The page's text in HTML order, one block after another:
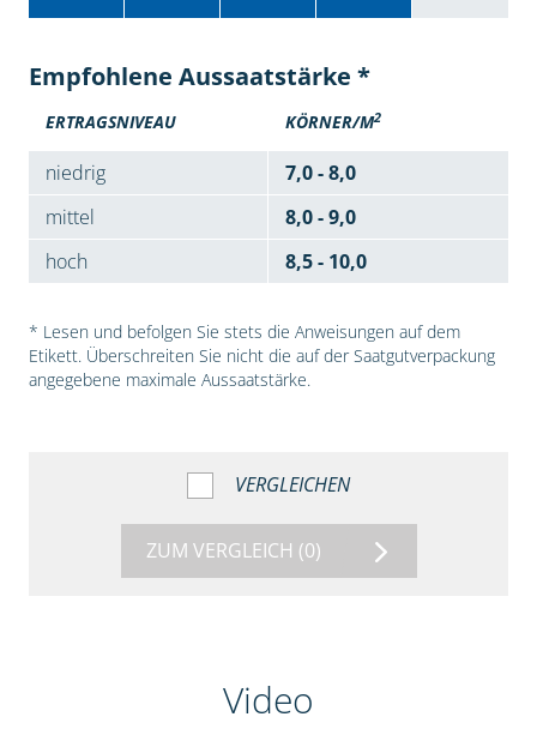
Empfohlene Aussaatstärke *
ERTRAGSNIVEAU KÖRNER/M2
niedrig
7,0 - 8,0
mittel
8,0 - 9,0
hoch
8,5 - 10,0
* Lesen und befolgen Sie stets die Anweisungen auf dem
Etikett. Überschreiten Sie nicht die auf der Saatgutverpackung
angegebene maximale Aussaatstärke.
VERGLEICHEN
ZUM VERGLEICH (0)
Video